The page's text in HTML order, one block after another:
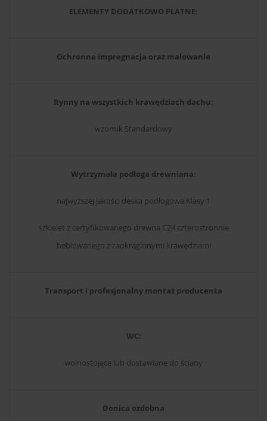
ELEMENTY DODATKOWO PŁATNE:
Ochronna impregnacja oraz malowanie
Rynny na wszystkich krawędziach dachu:
wzornik Standardowy
Wytrzymała podłoga drewniana:
najwyższej jakości deska podłogowa Klasy 1
szkielet z certyfikowanego drewna C24 czterostronnie
heblowanego z zaokrąglonymi krawędziami
Transport i profesjonalny montaż producenta
WC:
wolnostojące lub dostawiane do ściany
Donica ozdobna